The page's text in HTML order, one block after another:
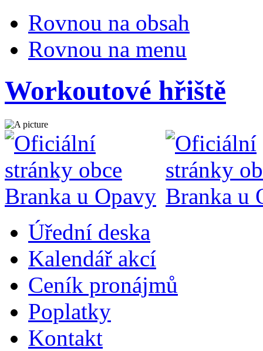
Rovnou na obsah
Rovnou na menu
Workoutové hřiště
Úřední deska
Kalendář akcí
Ceník pronájmů
Poplatky
Kontakt